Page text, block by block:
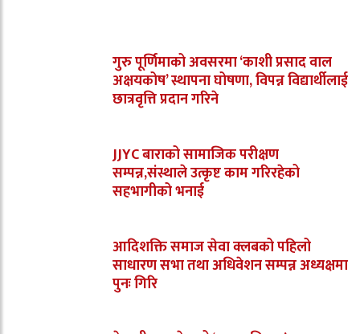
गुरु पूर्णिमाको अवसरमा ‘काशी प्रसाद वाल
अक्षयकोष’ स्थापना घोषणा, विपन्न विद्यार्थीलाई
छात्रवृत्ति प्रदान गरिने
JJYC बाराको सामाजिक परीक्षण
सम्पन्न,संस्थाले उत्कृष्ट काम गरिरहेको
सहभागीको भनाई
आदिशक्ति समाज सेवा क्लबको पहिलो
साधारण सभा तथा अधिवेशन सम्पन्न अध्यक्षमा
पुनः गिरि